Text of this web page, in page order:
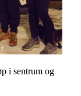
i sentrum og